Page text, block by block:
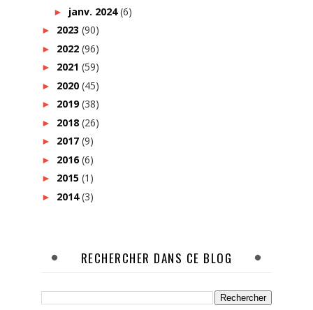
► janv. 2024(6)
► 2023 (90)
► 2022 (96)
► 2021 (59)
► 2020 (45)
► 2019(38)
► 2018 (26)
► 2017 (9)
► 2016(6)
► 2015 (1)
► 2014(3)
RECHERCHER DANS CE BLOG